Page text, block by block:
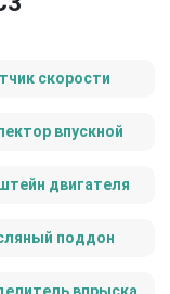
скорости
впускной
двигателя
поддон